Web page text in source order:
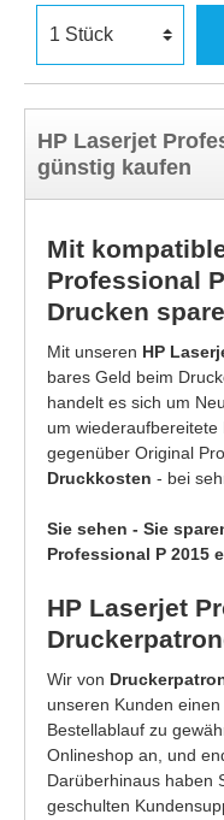
HP Laserjet
günstig kaufen
Mit
Professional
Drucken
Mit unseren HP
bares Geld beim
handelt es sich um
um
gegenüber Original
Druckkosten - bei
Sie sehen - Sie
Professional P 2015
HP Laserjet
Wir von
unseren Kunden
Bestellablauf zu
Onlineshop an, und
Darüberhinaus haben
geschulten